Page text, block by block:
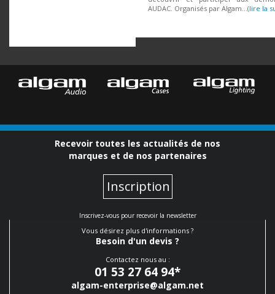
AUDAC. Organisés par Algam...(lire la
Recevoir toutes les actualités de nos
marques et de nos partenaires
Inscription
Inscrivez-vous pour recevoir la newsletter
Vous désirez plus d'informations ?
Besoin d'un devis ?
Contactez nous au :
01 53 27 64 94*
algam-enterprise@algam.net